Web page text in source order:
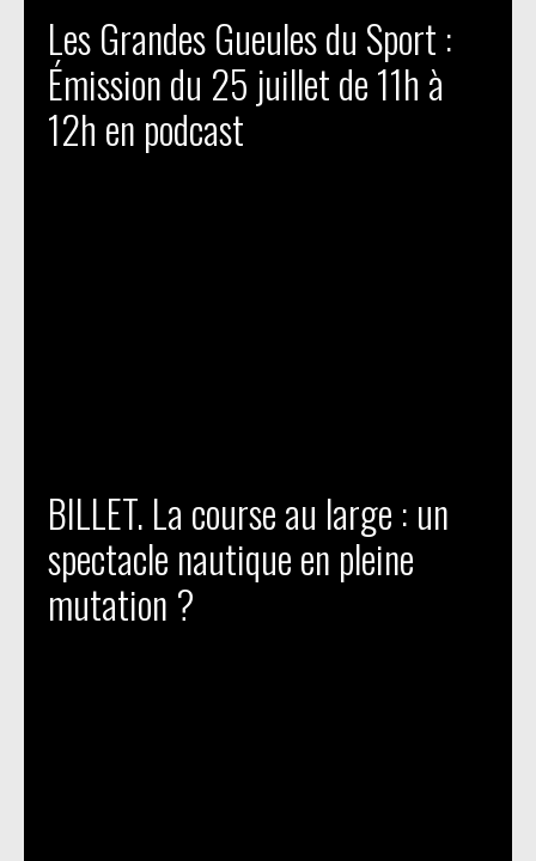
Les Grandes Gueules du Sport :
Émission du 25 juillet de 11h à
12h en podcast
BILLET. La course au large : un
spectacle nautique en pleine
mutation ?